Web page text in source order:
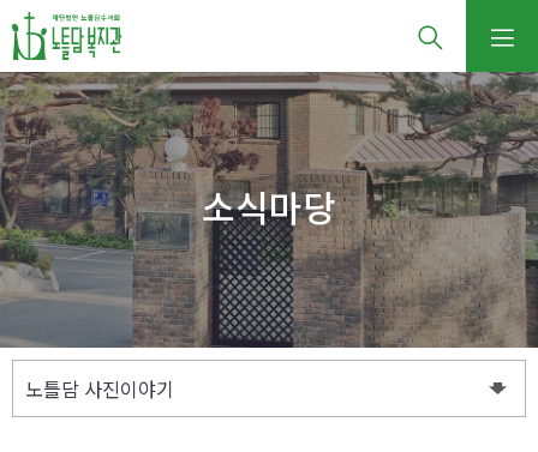
소식마당